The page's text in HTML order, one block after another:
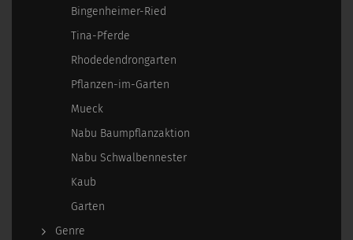
Bingenheimer-Ried
Tina-Pferde
Rhodedendrongarten
Pflanzen-im-Garten
Mueck
Nabu Baumpflanzaktion
Nabu Schwalbennester
Kaub
Garten
Genre